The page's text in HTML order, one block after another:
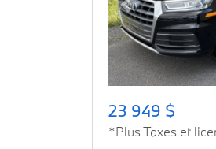
Previous
23 949 $
*Plus Taxes et